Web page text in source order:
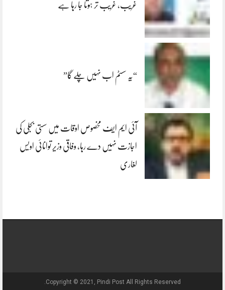
غریب، غریب تر ہوتا جا رہا ہے
“یہ سسٹم اب نہیں چلے گا”
آئی ایم ایف مخصوص اوقات میں سستی بجلی کی
اجازت نہیں دے رہا، وفاقی وزیر توانائی اویس
لغاری
Copyright © 2021, Pindi Post All Rights Reserved.